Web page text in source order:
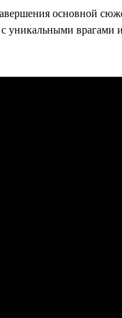
основной
уникальными врагами